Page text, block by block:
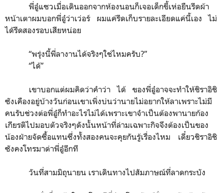
พี่อู๋แซวเมื่อเดินออกจากห้องนอนก็เจอเด็กขี้เห่อยืนรีดผ้า
หน้าเตาผมบอกพี่อู๋ว่าเว่อร์ ผมแค่รีดเก็บรายละเอียดแค่นี้เอง ไม่
ได้รีดสองรอบเสียหน่อย
“พรุ่งนี้พี่ลางานได้จริงๆใช่ไหมครับ?”
“ได้”
เขาบอกแต่ผมคิดว่าคำว่า ได้ ของพี่อู๋อาจจะทำให้ชิราอิชิ
ซังเคืองอยู่บ้างวันก่อนเขาเพิ่งบ่นว่านายไม่อยากให้ลาเพราะไม่มี
คนรับช่วงต่อพี่อู๋ก็ทำอะไรไม่ได้เพราะเขาจำเป็นต้องพานายก้อง
เกียรติไปมอบตัวจริงๆดังนั้นหน้าที่ล่ามเฉพาะกิจจึงต้องเป็นของ
น้องฝ่ายจัดซื้อแทนซึ่งทั้งสองคนจะคุยกันรู้เรื่องไหม เดี๋ยวชิราอิชิ
ซังคงโทรมาด่าพี่อู๋อีกที
วันที่สามมิถุนายน เราเดินทางไปสัมภาษณ์ที่ลาดกระบัง